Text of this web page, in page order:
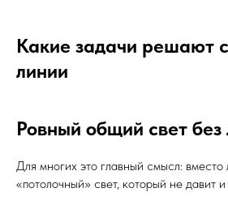
Какие задачи решают
линии
Ровный общий свет
Для многих это главный смысл:
«потолочный» свет, который не давит и